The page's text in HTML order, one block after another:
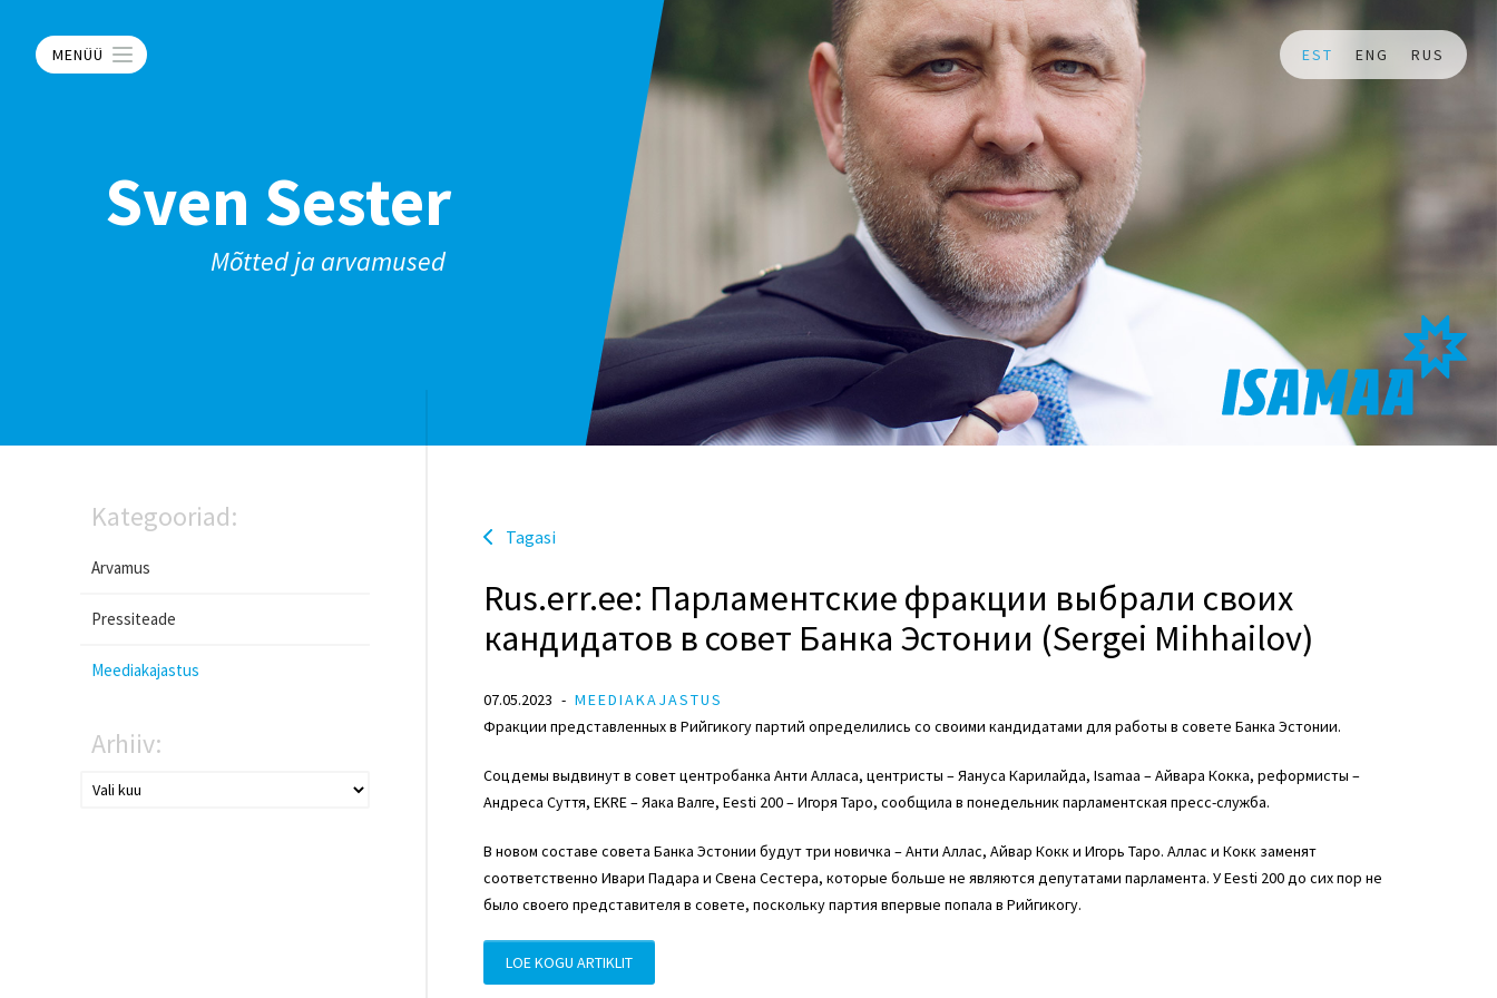
MENÜÜ EST ENG RUS
Sven Sester
Mõtted ja arvamused
Kategooriad:
Arvamus
Pressiteade
Meediakajastus
Arhiiv:
Tagasi
Rus.err.ee: Парламентские фракции выбрали своих
кандидатов в совет Банка Эстонии (Sergei Mihhailov)
07.05.2023
MEEDIAKAJASTUS
Фракции представленных в Рийгикогу партий определились со своими кандидатами для работы в совете Банка Эстонии.
Соцдемы выдвинут в совет центробанка Анти Алласа, центристы – Яануса Карилайда, Isamaa –Айвара Кокка, реформисты –
Андреса Суття, EKRE– Яака Валге, Eesti 200– Игоря Таро, сообщила в понедельник парламентская пресс-служба.
В новом составе совета Банка Эстонии будут три новичка – Анти Аллас, Айвар Кокки Игорь Таро. Аллас и Кокк заменят
соответственно Ивари Падара и Свена Сестера, которые больше не являются депутатами парламента. УEesti 200до сих пор не
было своего представителя в совете, поскольку партия впервые попала в Рийгикогу.
LOE KOGU ARTIKLIT